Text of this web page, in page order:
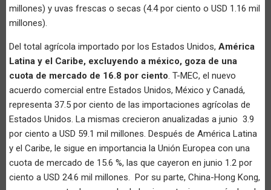
millones) y uvas frescas o secas (4.4 por ciento o USD 1.16 mil
millones).
Del total agrícola importado por los Estados Unidos, América
Latina y el Caribe, excluyendo a méxico, goza de una
cuota de mercado de 16.8 por ciento. T-MEC, el nuevo
acuerdo comercial entre Estados Unidos, México y Canadá,
representa 37.5 por ciento de las importaciones agrícolas de
Estados Unidos. La mismas crecieron anualizadas a junio 3.9
por ciento a USD 59.1 mil millones. Después de América Latina
y el Caribe, le sigue en importancia la Unión Europea con una
cuota de mercado de 15.6 %, las que cayeron en junio 1.2 por
ciento a USD 24.6 mil millones. Por su parte, China-Hong Kong,